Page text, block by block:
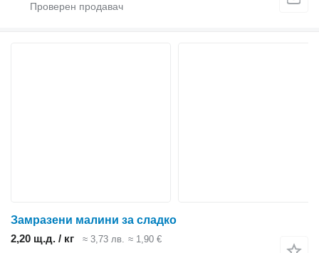
Замразени малини за сладко
2,20 щ.д. / кг
≈ 3,73 лв. ≈ 1,90 €